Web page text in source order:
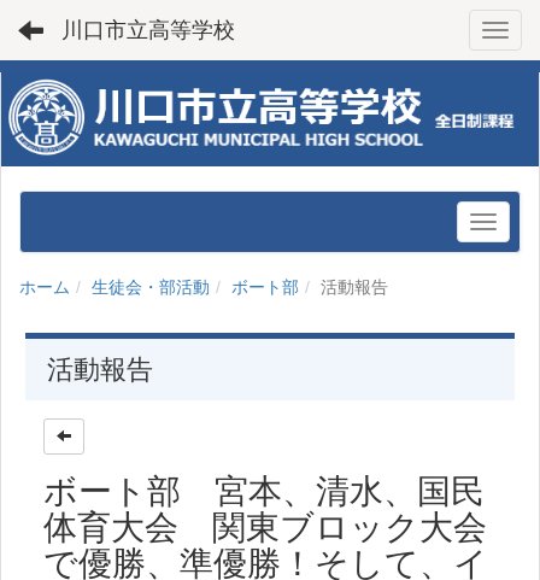
川口市立高等学校
ホーム 生徒会・部活動 ボート部 活動報告
活動報告
ボート部 宮本、清水、国民
体育大会 関東ブロック大会
で優勝、準優勝！そして、イ